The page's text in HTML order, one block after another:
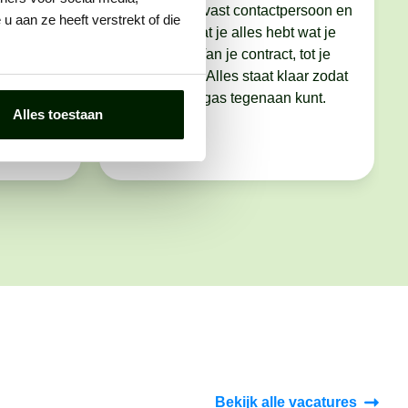
aan ze heeft verstrekt of die
Alles toestaan
je CV
je voor
Je krijgt een vast contactpersoon en
we zorgen dat je alles hebt wat je
nodig hebt. Van je contract, tot je
werkkleding. Alles staat klaar zodat
je er met vol gas tegenaan kunt.
Bekijk alle vacatures